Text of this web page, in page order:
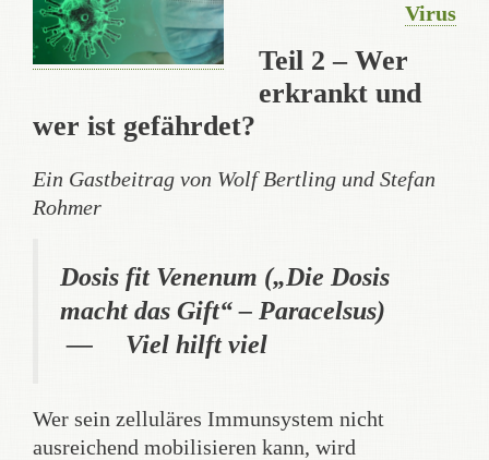
Virus
Teil 2 – Wer
erkrankt und
wer ist gefährdet?
Ein Gastbeitrag von Wolf Bertling und Stefan
Rohmer
Dosis fit Venenum („Die Dosis
macht das Gift“ – Paracelsus)
— Viel hilft viel
Wer sein zelluläres Immunsystem nicht
ausreichend mobilisieren kann, wird